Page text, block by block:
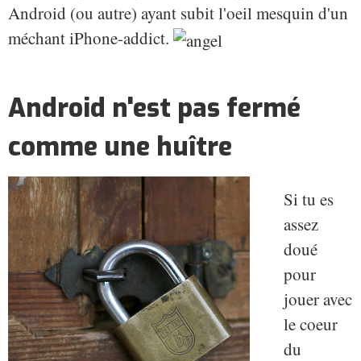
Android (ou autre) ayant subit l'oeil mesquin d'un
méchant iPhone-addict.
Android n'est pas fermé
comme une huître
Si tu es
assez
doué
pour
jouer avec
le coeur
du